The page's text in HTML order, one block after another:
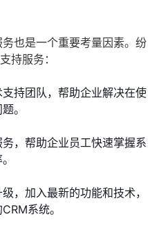
也是一个重要考量因素。纷
持服务：
持团队，帮助企业解决在使
。
，帮助企业员工快速掌握系
，加入最新的功能和技术，
系统。